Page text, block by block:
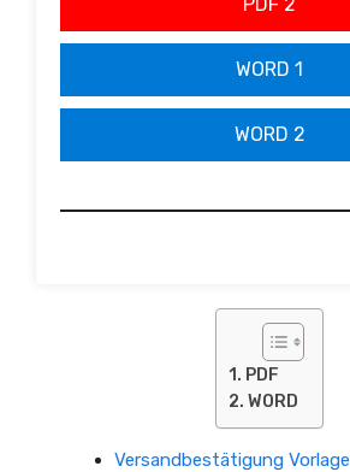
WORD 1
WORD 2
PDF
WORD
Versandbestätigung Vorlage